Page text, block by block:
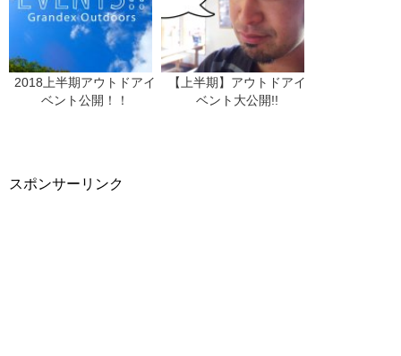
2018上半期アウトドアイ
ベント公開！！
【上半期】アウトドアイ
ベント大公開!!
スポンサーリンク